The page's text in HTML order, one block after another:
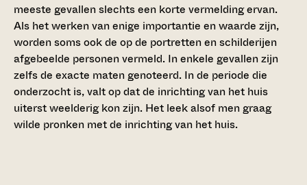
meeste gevallen slechts een korte vermelding ervan.
Als het werken van enige importantie en waarde zijn,
worden soms ook de op de portretten en schilderijen
afgebeelde personen vermeld. In enkele gevallen zijn
zelfs de exacte maten genoteerd. In de periode die
onderzocht is, valt op dat de inrichting van het huis
uiterst weelderig kon zijn. Het leek alsof men graag
wilde pronken met de inrichting van het huis.